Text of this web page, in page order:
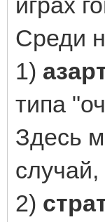
Среди
1)
типа
Здесь
2)